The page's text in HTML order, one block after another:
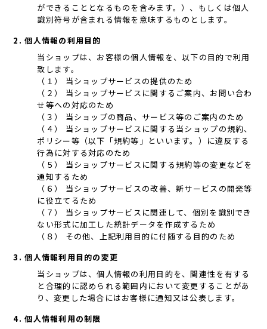
ができることとなるものを含みます。）、もしくは個人
識別符号が含まれる情報を意味するものとします。
2. 個人情報の利用目的
当ショップは、お客様の個人情報を、以下の目的で利用
致します。
（１） 当ショップサービスの提供のため
（２） 当ショップサービスに関するご案内、お問い合わ
せ等への対応のため
（３） 当ショップの商品、サービス等のご案内のため
（４） 当ショップサービスに関する当ショップの規約、
ポリシー等（以下「規約等」といいます。）に違反する
行為に対する対応のため
（５） 当ショップサービスに関する規約等の変更などを
通知するため
（６） 当ショップサービスの改善、新サービスの開発等
に役立てるため
（７） 当ショップサービスに関連して、個別を識別でき
ない形式に加工した統計データを作成するため
（８） その他、上記利用目的に付随する目的のため
3. 個人情報利用目的の変更
当ショップは、個人情報の利用目的を、関連性を有する
と合理的に認められる範囲内において変更することがあ
り、変更した場合にはお客様に通知又は公表します。
4. 個人情報利用の制限